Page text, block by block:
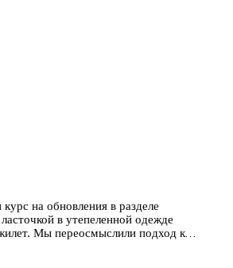
на обновления в разделе
в утепеленной одежде
Мы переосмыслили подход к